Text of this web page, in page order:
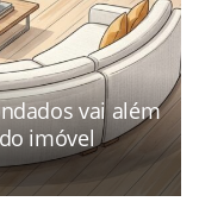
vai além
imóvel